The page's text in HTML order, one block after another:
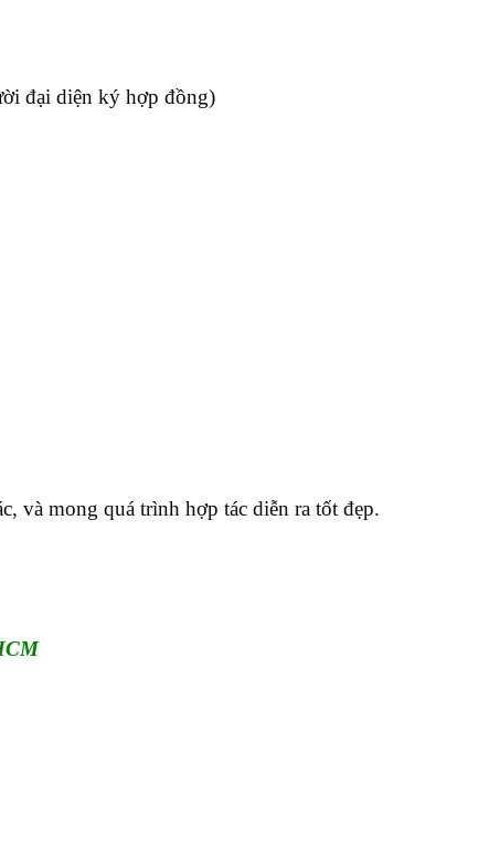
đại diện ký hợp đồng)
và mong quá trình hợp tác diễn ra tốt đẹp.